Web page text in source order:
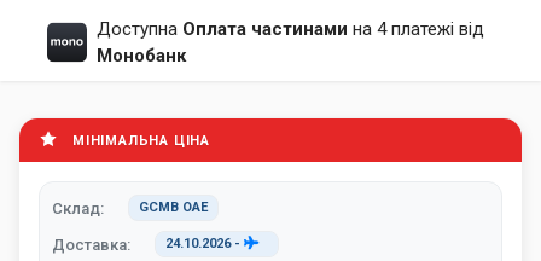
Доступна Оплата частинами на 4 платежі від
Монобанк
МІНІМАЛЬНА ЦІНА
Склад: GCMB ОАЕ
Доставка: 24.10.2026-